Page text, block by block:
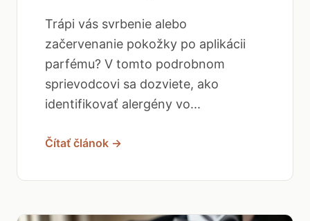
Trápi vás svrbenie alebo
začervenanie pokožky po aplikácii
parfému? V tomto podrobnom
sprievodcovi sa dozviete, ako
identifikovať alergény vo...
Čítať článok →